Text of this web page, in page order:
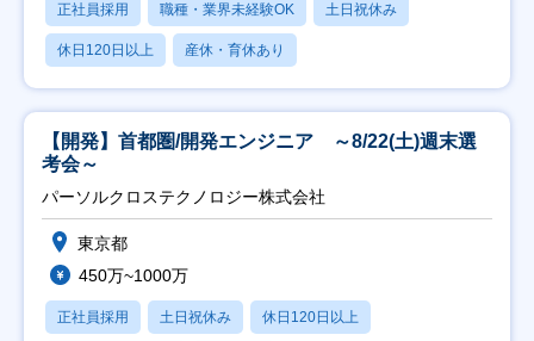
正社員採用 職種・業界未経験OK 土日祝休み
休日120日以上 産休・育休あり
【開発】首都圏/開発エンジニア ～8/22(土)週末選
考会～
パーソルクロステクノロジー株式会社
東京都
450万~1000万
正社員採用 土日祝休み 休日120日以上